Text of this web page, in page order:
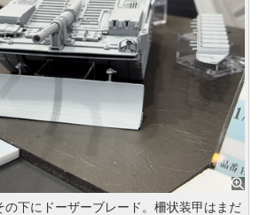
の下にドーザーブレード。柵状装甲はまだ